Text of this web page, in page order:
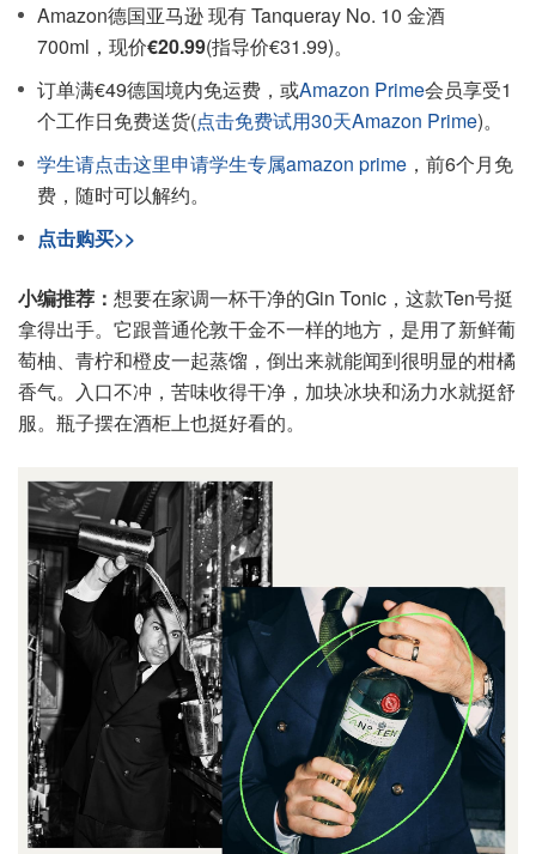
Amazon德国亚马逊 现有 Tanqueray No. 10 金酒
700ml，现价€20.99(指导价€31.99)。
订单满€49德国境内免运费，或Amazon Prime会员享受1
个工作日免费送货(点击免费试用30天Amazon Prime)。
学生请点击这里申请学生专属amazon prime ，前6个月免
费，随时可以解约。
点击购买>>
小编推荐： 想要在家调一杯干净的Gin Tonic，这款Ten号挺
拿得出手。它跟普通伦敦干金不一样的地方，是用了新鲜葡
萄柚、青柠和橙皮一起蒸馏，倒出来就能闻到很明显的柑橘
香气。入口不冲，苦味收得干净，加块冰块和汤力水就挺舒
服。瓶子摆在酒柜上也挺好看的。